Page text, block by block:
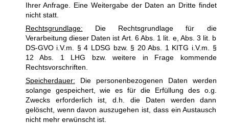
Ihrer Anfrage. Eine Weitergabe der Daten an Dritte findet
nicht statt.
Rechtsgrundlage: Die Rechtsgrundlage für die
Verarbeitung dieser Daten ist Art. 6 Abs. 1 lit. e, Abs. 3 lit. b
DS-GVO i.V.m. § 4 LDSG bzw. § 20 Abs. 1 KITG i.V.m. §
12 Abs. 1 LHG bzw. weitere in Frage kommende
Rechtsvorschriften.
Speicherdauer: Die personenbezogenen Daten werden
solange gespeichert, wie es für die Erfüllung des o.g.
Zwecks erforderlich ist, d.h. die Daten werden dann
gelöscht, wenn davon auszugehen ist, dass ein Austausch
nicht mehr erwünscht ist.